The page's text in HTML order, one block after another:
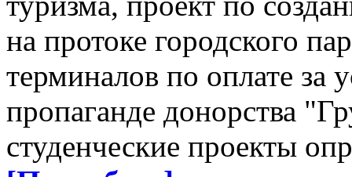
на протоке городского
терминалов по оплате
пропаганде донорства
студенческие проекты